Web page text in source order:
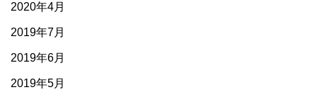
2020年4月
2019年7月
2019年6月
2019年5月